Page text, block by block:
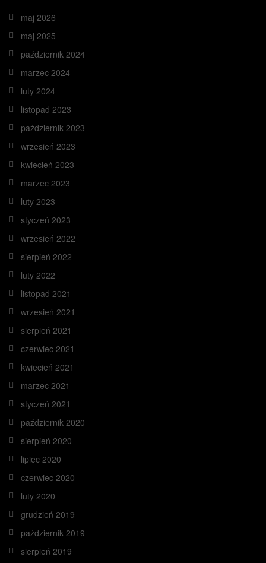
maj 2026
maj 2025
październik 2024
marzec 2024
luty 2024
listopad 2023
październik 2023
wrzesień 2023
kwiecień 2023
marzec 2023
luty 2023
styczeń 2023
wrzesień 2022
sierpień 2022
luty 2022
listopad 2021
wrzesień 2021
sierpień 2021
czerwiec 2021
kwiecień 2021
marzec 2021
styczeń 2021
październik 2020
sierpień 2020
lipiec 2020
czerwiec 2020
luty 2020
grudzień 2019
październik 2019
sierpień 2019